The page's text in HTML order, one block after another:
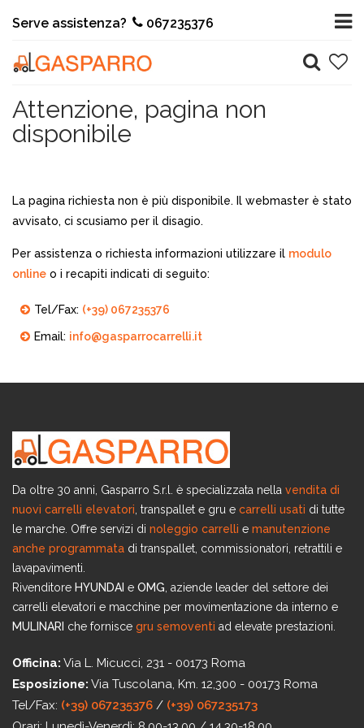
Serve assistenza? 067235376
Attenzione, pagina non
disponibile
La pagina richiesta non è più disponibile. Il webmaster è stato
avvisato, ci scusiamo per il disagio.
Per assistenza o richiesta informazioni utilizzare il modulo
online o i recapiti indicati di seguito:
Tel/Fax: (+39) 067235376
Email: info@gasparrocarrelli.it
Da oltre 30 anni, Gasparro S.r.l. è specializzata nella vendita di
nuovi carrelli elevatori , transpallet e gru e carrelli usati di tutte
le marche. Offre servizi di noleggio carrelli e manutenzione
anche programmata di transpallet, commissionatori, retrattili e
lavapavimenti.
Rivenditore HYUNDAI e OMG , aziende leader del settore dei
carrelli elevatori e macchine per movimentazione da interno e
MULINARI che fornisce gru semoventi ad elevate prestazioni.
Officina: Via L. Micucci, 231 - 00173 Roma
Esposizione: Via Tuscolana, Km. 12,300 - 00173 Roma
Tel/Fax: (+39) 067235376 / (+39) 067235173